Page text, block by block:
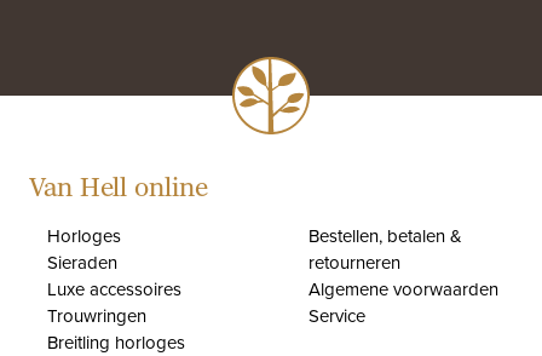
Van Hell online
Horloges
Sieraden
Luxe accessoires
Trouwringen
Breitling horloges
Bestellen, betalen &
retourneren
Algemene voorwaarden
Service